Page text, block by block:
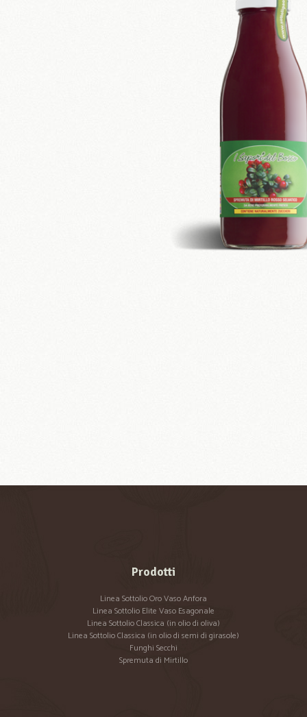
Prodotti
Linea Sottolio Oro Vaso Anfora
Linea Sottolio Elite Vaso Esagonale
Linea Sottolio Classica (in olio di oliva)
Linea Sottolio Classica (in olio di semi di girasole)
Funghi Secchi
Spremuta di Mirtillo